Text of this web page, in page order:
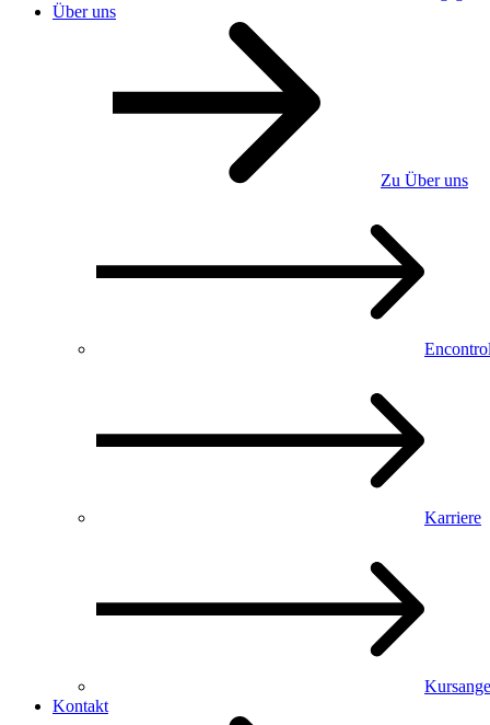
Über uns
Zu Über uns
Encontrol
Karriere
Kontakt